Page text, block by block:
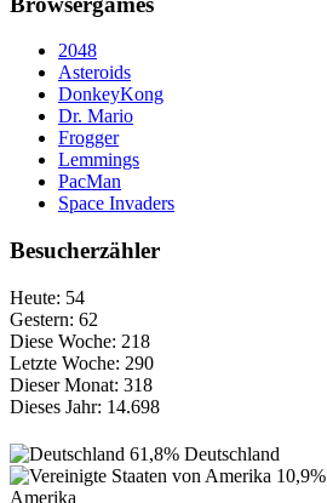
2048
Asteroids
DonkeyKong
Dr. Mario
Frogger
Lemmings
PacMan
Space Invaders
Besucherzähler
Heute: 54
Gestern: 62
Diese Woche: 218
Letzte Woche: 290
Dieser Monat: 318
Dieses Jahr: 14.698
61,8% Deutschland
10,9%
Amerika